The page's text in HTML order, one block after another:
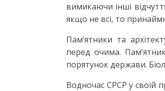
вимикаючи інші
якщо не всі, то
Пам’ятники та
перед очима.
порятунок держави.
Водночас СРСР у своїй